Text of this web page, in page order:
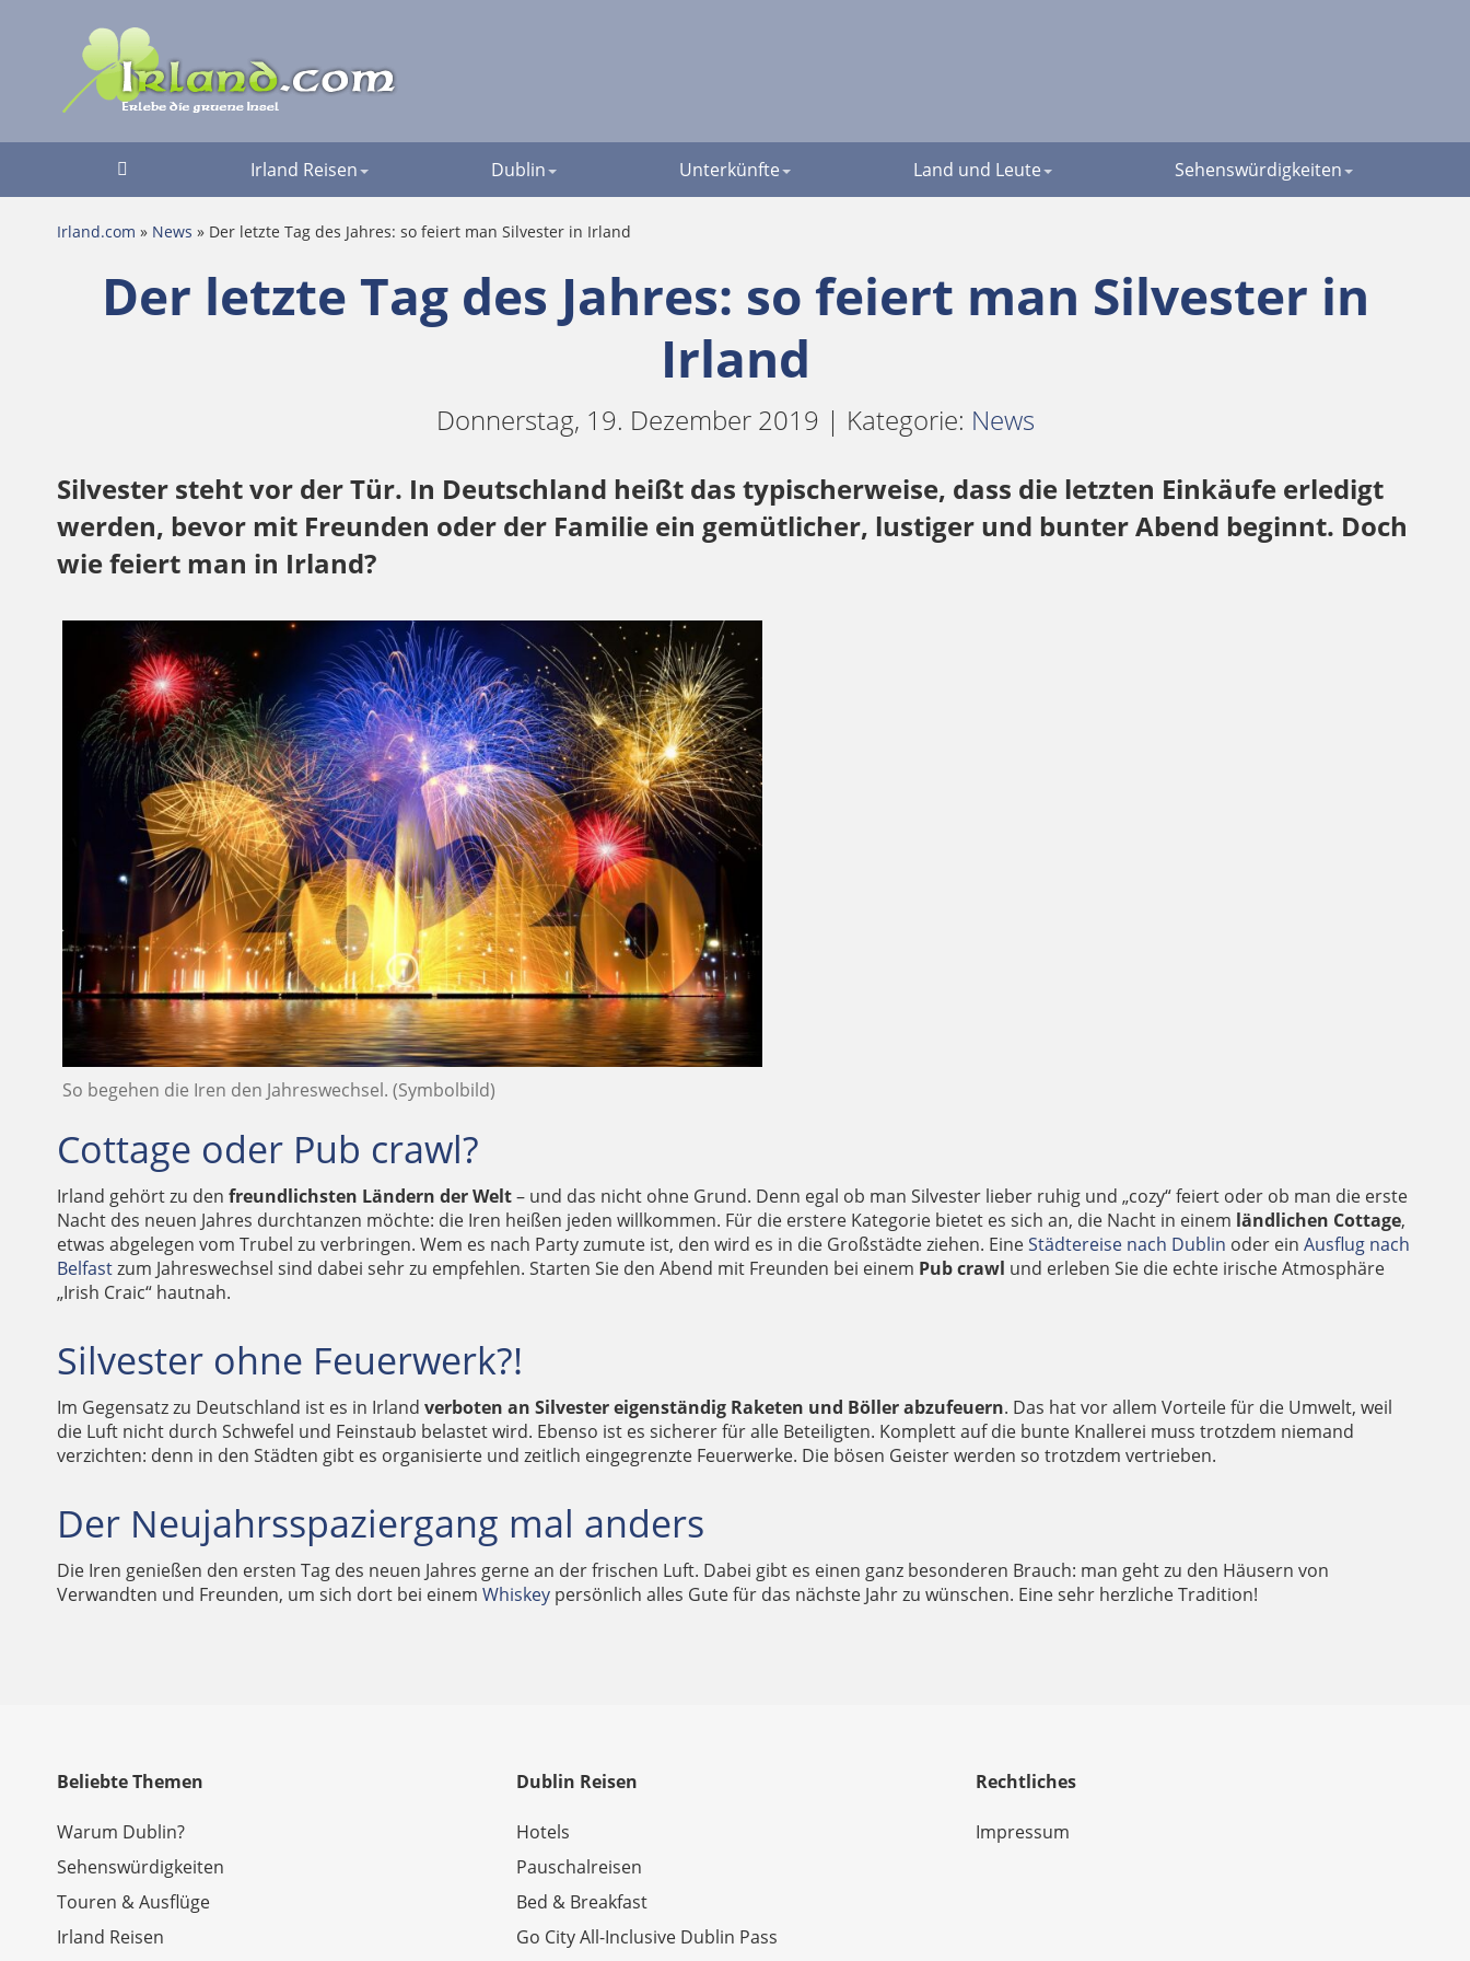
Irland Reisen Dublin Unterkünfte Land und Leute Sehenswürdigkeiten
Irland.com » News » Der letzte Tag des Jahres: so feiert man Silvester in Irland
Der letzte Tag des Jahres: so feiert man Silvester in
Irland
Donnerstag, 19. Dezember 2019 | Kategorie: News
Silvester steht vor der Tür. In Deutschland heißt das typischerweise, dass die letzten Einkäufe erledigt
werden, bevor mit Freunden oder der Familie ein gemütlicher, lustiger und bunter Abend beginnt. Doch
wie feiert man in Irland?
So begehen die Iren den Jahreswechsel. (Symbolbild)
Cottage oder Pub crawl?
Irland gehört zu den freundlichsten Ländern der Welt– und das nicht ohne Grund. Denn egal ob man Silvester lieber ruhig und „cozy“ feiert oder ob man die erste
Nacht des neuen Jahres durchtanzen möchte: die Iren heißen jeden willkommen. Für die erstere Kategorie bietet es sich an, die Nacht in einem ländlichen Cottage,
etwas abgelegen vom Trubel zu verbringen. Wem es nach Party zumute ist, den wird es in die Großstädte ziehen. EineStädtereise nach Dublin oder ein Ausflug nach
Belfastzum Jahreswechsel sind dabei sehr zu empfehlen. Starten Sie den Abend mit Freunden bei einem Pub crawl und erleben Sie die echte irische Atmosphäre
„Irish Craic“ hautnah.
Silvester ohne Feuerwerk?!
Im Gegensatz zu Deutschland ist es in Irland verboten an Silvester eigenständig Raketen und Böller abzufeuern. Das hat vor allem Vorteile für die Umwelt, weil
die Luft nicht durch Schwefel und Feinstaub belastet wird. Ebenso ist es sicherer für alle Beteiligten. Komplett auf die bunte Knallerei muss trotzdem niemand
verzichten: denn in den Städten gibt es organisierte und zeitlich eingegrenzte Feuerwerke. Die bösen Geister werden so trotzdem vertrieben.
Der Neujahrsspaziergang mal anders
Die Iren genießen den ersten Tag des neuen Jahres gerne an der frischen Luft. Dabei gibt es einen ganz besonderen Brauch: man geht zu den Häusern von
Verwandten und Freunden, um sich dort bei einem Whiskey persönlich alles Gute für das nächste Jahr zu wünschen. Eine sehr herzliche Tradition!
Beliebte Themen
Warum Dublin?
Sehenswürdigkeiten
Touren & Ausflüge
Irland Reisen
Dublin Reisen
Hotels
Pauschalreisen
Bed & Breakfast
Go City All-Inclusive Dublin Pass
Rechtliches
Impressum